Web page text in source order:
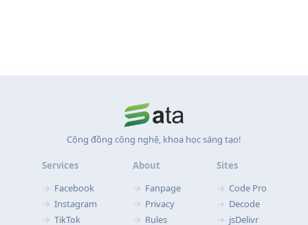
Cộng đồng công nghệ, khoa học sáng tạo!
Services
Facebook
Instagram
TikTok
About
Fanpage
Privacy
Rules
Sites
Code Pro
Decode
jsDelivr